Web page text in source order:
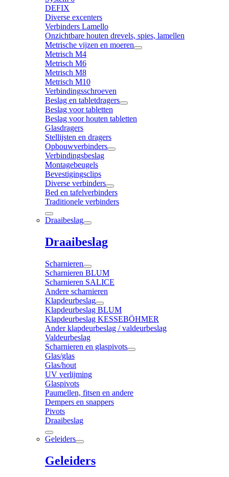
DEFIX
Diverse excenters
Verbinders Lamello
Onzichtbare houten drevels, spies, lamellen
Metrische vijzen en moeren
Metrisch M4
Metrisch M6
Metrisch M8
Metrisch M10
Verbindingsschroeven
Beslag en tabletdragers
Beslag voor tabletten
Beslag voor houten tabletten
Glasdragers
Stellijsten en dragers
Opbouwverbinders
Verbindingsbeslag
Montagebeugels
Bevestigingsclips
Diverse verbinders
Bed en tafelverbinders
Traditionele verbinders
Draaibeslag
Draaibeslag
Scharnieren
Scharnieren BLUM
Scharnieren SALICE
Andere scharnieren
Klapdeurbeslag
Klapdeurbeslag BLUM
Klapdeurbeslag KESSEBÖHMER
Ander klapdeurbeslag / valdeurbeslag
Valdeurbeslag
Scharnieren en glaspivots
Glas/glas
Glas/hout
UV verlijming
Glaspivots
Paumellen, fitsen en andere
Dempers en snappers
Pivots
Draaibeslag
Geleiders
Geleiders